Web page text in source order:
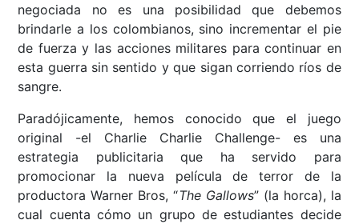
negociada no es una posibilidad que debemos
brindarle a los colombianos, sino incrementar el pie
de fuerza y las acciones militares para continuar en
esta guerra sin sentido y que sigan corriendo ríos de
sangre.
Paradójicamente, hemos conocido que el juego
original -el Charlie Charlie Challenge- es una
estrategia publicitaria que ha servido para
promocionar la nueva película de terror de la
productora Warner Bros, “The Gallows” (la horca), la
cual cuenta cómo un grupo de estudiantes decide